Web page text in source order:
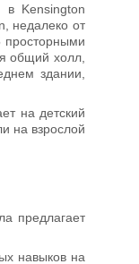
в Kensington
недалеко от
просторными
общий холл,
здании,
на детский
на взрослой
предлагает
навыков на